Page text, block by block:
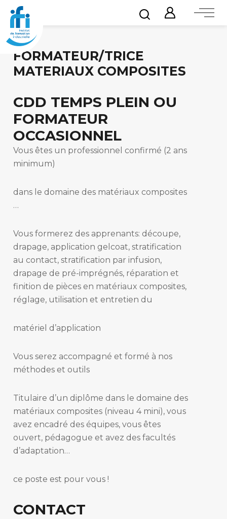
FORMATEUR/TRICE
MATERIAUX COMPOSITES
CDD TEMPS PLEIN OU
FORMATEUR
OCCASIONNEL
Vous êtes un professionnel confirmé (2 ans
minimum)
dans le domaine des matériaux composites
…
Vous formerez des apprenants: découpe,
drapage, application gelcoat, stratification
au contact, stratification par infusion,
drapage de pré-imprégnés, réparation et
finition de pièces en matériaux composites,
réglage, utilisation et entretien du
matériel d’application
Vous serez accompagné et formé à nos
méthodes et outils
Titulaire d’un diplôme dans le domaine des
matériaux composites (niveau 4 mini), vous
avez encadré des équipes, vous êtes
ouvert, pédagogue et avez des facultés
d’adaptation…
ce poste est pour vous !
CONTACT